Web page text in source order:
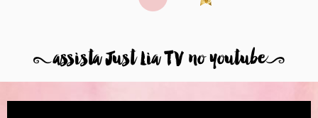
8assista Just Lia TV no youtube9